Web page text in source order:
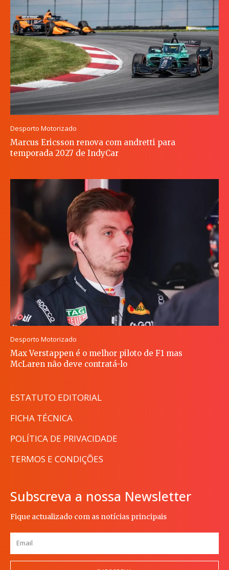
Desporto Motorizado
Marcus Ericsson renova com andretti para
temporada 2027 de IndyCar
Desporto Motorizado
Max Verstappen é o melhor piloto de F1 mas
McLaren não deve contratá-lo
ESTATUTO EDITORIAL
FICHA TÉCNICA
POLÍTICA DE PRIVACIDADE
TERMOS E CONDIÇÕES
Subscreva a nossa Newsletter
Fique actualizado com as notícias principais